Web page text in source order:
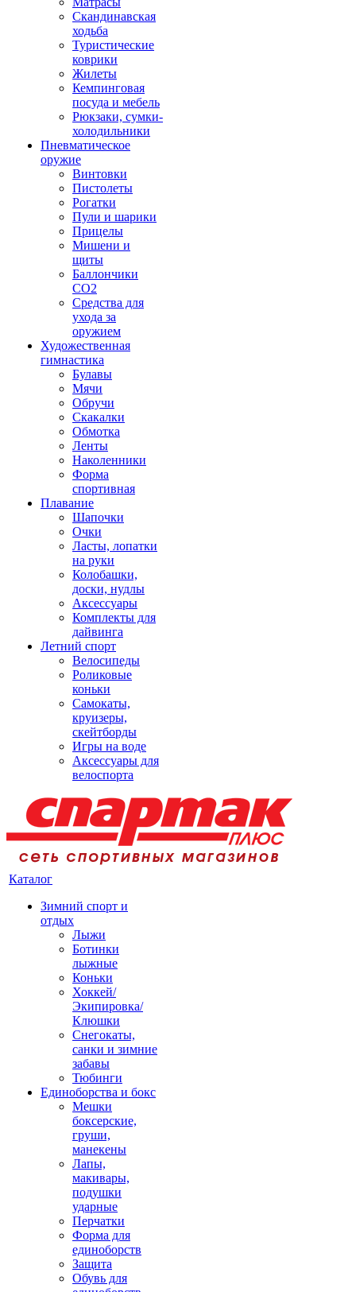
Скандинавская
ходьба
Туристические
коврики
Жилеты
Кемпинговая
посуда и мебель
Рюкзаки, сумки-
холодильники
Пневматическое
оружие
Винтовки
Пистолеты
Рогатки
Пули и шарики
Прицелы
Мишени и
щиты
Баллончики
CO2
Средства для
ухода за
оружием
Художественная
гимнастика
Булавы
Мячи
Обручи
Скакалки
Обмотка
Ленты
Наколенники
Форма
спортивная
Плавание
Шапочки
Очки
Ласты, лопатки
на руки
Колобашки,
доски, нудлы
Аксессуары
Комплекты для
дайвинга
Летний спорт
Велосипеды
Роликовые
коньки
Самокаты,
круизеры,
скейтборды
Игры на воде
Аксессуары для
велоспорта
Каталог
Зимний спорт и
отдых
Лыжи
Ботинки
лыжные
Коньки
Хоккей/
Экипировка/
Клюшки
Снегокаты,
санки и зимние
забавы
Тюбинги
Единоборства и бокс
Мешки
боксерские,
груши,
манекены
Лапы,
макивары,
подушки
ударные
Перчатки
Форма для
единоборств
Защита
Обувь для